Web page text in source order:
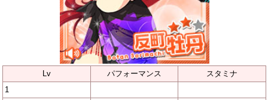
Lv パフォーマンス
スタミナ
1